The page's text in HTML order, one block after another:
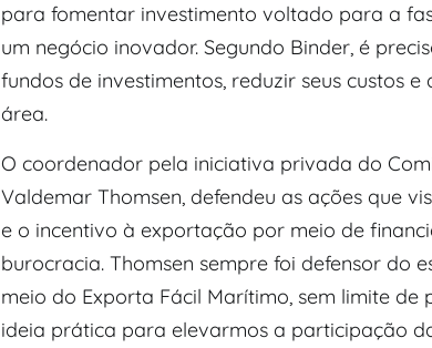
para fomentar investimento voltado para a
um negócio inovador. Segundo Binder, é
fundos de investimentos, reduzir seus custos
área.
O coordenador pela iniciativa privada do
Valdemar Thomsen, defendeu as ações que
e o incentivo à exportação por meio de
burocracia. Thomsen sempre foi defensor do
meio do Exporta Fácil Marítimo, sem limite de
ideia prática para elevarmos a participação